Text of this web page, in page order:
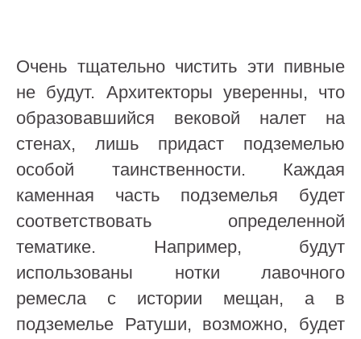
Очень тщательно чистить эти пивные
не будут. Архитекторы уверенны, что
образовавшийся вековой налет на
стенах, лишь придаст подземелью
особой таинственности. Каждая
каменная часть подземелья будет
соответствовать определенной
тематике. Например, будут
использованы нотки лавочного
ремесла с истории мещан, а в
подземелье Ратуши, возможно, будет